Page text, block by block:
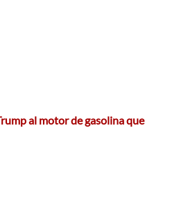
al motor de gasolina que